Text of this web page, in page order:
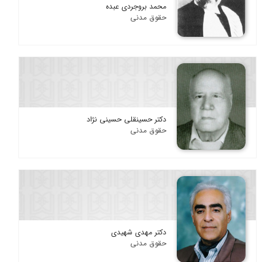
محمد بروجردی عبده
حقوق مدنی
دکتر حسینقلی حسینی نژاد
حقوق مدنی
دکتر مهدی شهیدی
حقوق مدنی